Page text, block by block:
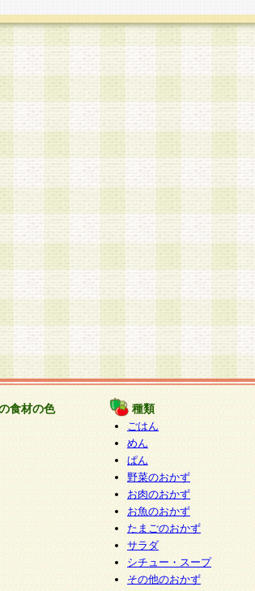
食材の色 種類
ごはん
めん
ぱん
野菜のおかず
お肉のおかず
お魚のおかず
たまごのおかず
サラダ
シチュー・スープ
その他のおかず